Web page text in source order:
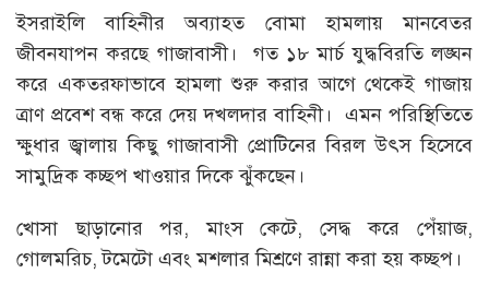
ইসরাইলি বাহিনীর অব্যাহত বোমা হামলায় মানবেতর
জীবনযাপন করছে গাজাবাসী। গত ১৮ মার্চ যুদ্ধবিরতি লঙ্ঘন
করে একতরফাভাবে হামলা শুরু করার আগে থেকেই গাজায়
ত্রাণ প্রবেশ বন্ধ করে দেয় দখলদার বাহিনী। এমন পরিস্থিতিতে
ক্ষুধার জ্বালায় কিছু গাজাবাসী প্রোটিনের বিরল উৎস হিসেবে
সামুদ্রিক কচ্ছপ খাওয়ার দিকে ঝুঁকছেন।
খোসা ছাড়ানোর পর, মাংস কেটে, সেদ্ধ করে পেঁয়াজ,
গোলমরিচ, টমেটো এবং মশলার মিশ্রণে রান্না করা হয় কচ্ছপ।